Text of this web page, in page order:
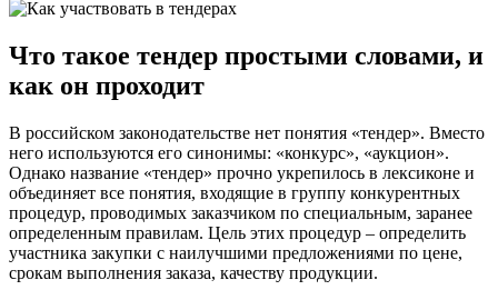
Что такое тендер простыми словами, и
как он проходит
В российском законодательстве нет понятия «тендер». Вместо
него используются его синонимы: «конкурс», «аукцион».
Однако название «тендер» прочно укрепилось в лексиконе и
объединяет все понятия, входящие в группу конкурентных
процедур, проводимых заказчиком по специальным, заранее
определенным правилам. Цель этих процедур – определить
участника закупки с наилучшими предложениями по цене,
срокам выполнения заказа, качеству продукции.